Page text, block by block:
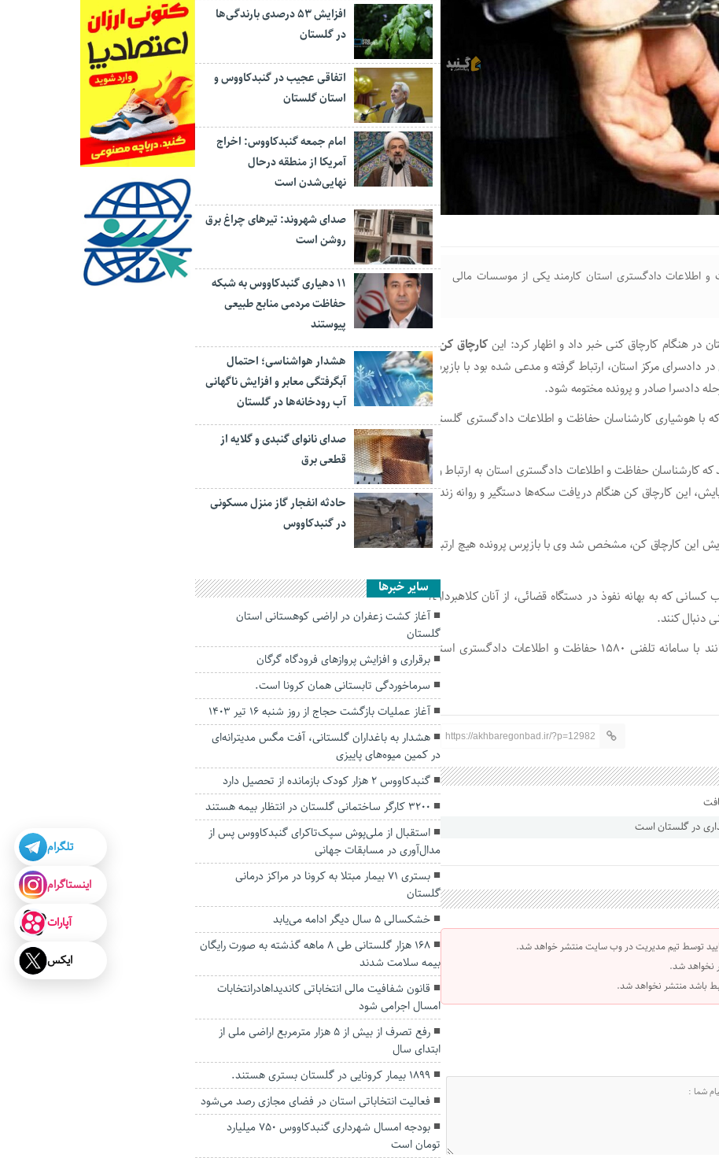
دادگستری استان کارمند یکی از موسسات مالی
در هنگام کارچاق کنی خبر داد و اظهار کرد: این کارچاق کنبا
مرکز استان، ارتباط گرفته و مدعی شده بود با بازپرس
دادسرا صادر و پرونده مختومه شود.
۲۰ سکه طلا خواسته بود که با هوشیاری کارشناسان حفاظت و اطلاعات دادگستری گلستان
حفاظت و اطلاعات دادگستری استان به ارتباط وی
این کارچاق کن هنگام دریافت سکه‌ها دستگیر و روانه زندان
این کارچاق کن، مشخص شد وی با بازپرس پرونده هیچ ارتباط
که به بهانه نفوذ در دستگاه قضائی، از آنان کلاهبرداری
دنبال کنند.
با سامانه تلفنی۱۵۸۰
حفاظت و اطلاعات دادگستری استان
https://akhbaregonbad.ir/?p=12982
توسط تیم مدیریت در وب سایت منتشر خواهد شد.
نخواهد شد.
باشد منتشر نخواهد شد.
افزایش ۵۳ درصدی بارندگی‌ها
در گلستان
اتفاقی عجیب در‌ گنبدکاووس و
استان گلستان
امام جمعه گنبدکاووس: اخراج
آمریکا از منطقه درحال
نهایی‌شدن است
صدای شهروند: تیرهای چراغ برق
روشن است
۱۱ دهیاری گنبدکاووس به شبکه
حفاظت مردمی منابع طبیعی
پیوستند
هشدار هواشناسی؛ احتمال
آبگرفتگی معابر و افزایش ناگهانی
آب رودخانه‌ها در گلستان
صدای نانوای گنبدی و گلایه از
قطعی برق
حادثه انفجار گاز منزل مسکونی
در گنبدکاووس
سایر خبرها
آغاز کشت زعفران در اراضی کوهستانی استان
گلستان
برقراری و افزایش پرواز‌های فرودگاه گرگان
سرماخوردگی تابستانی همان کرونا است.
آغاز عملیات بازگشت حجاج از روز شنبه ۱۶ تیر ۱۴۰۳
هشدار به باغداران گلستانی، آفت مگس مدیترانه‌ای
در کمین میوه‌های پاییزی
گنبدکاووس ۲ هزار کودک بازمانده از تحصیل دارد
۳۲۰۰ کارگر ساختمانی گلستان در انتظار بیمه هستند
استقبال از ملی‌پوش سپک‌تاکرای گنبدکاووس پس از
مدال‌آوری در مسابقات جهانی
بستری ۷۱ بیمار مبتلا به کرونا در مراکز درمانی
گلستان
خشکسالی ۵ سال دیگر ادامه می‌یابد
۱۶۸ هزار گلستانی طی ۸ ماهه گذشته به صورت رایگان
بیمه سلامت شدند
قانون شفافیت مالی انتخاباتی کاندیداهادرانتخابات
امسال اجرامی شود
رفع تصرف از بیش از ۵ هزار مترمربع اراضی ملی از
ابتدای سال
۱۸۹۹ بیمار کرونایی در گلستان بستری هستند.
فعالیت انتخاباتی استان در فضای مجازی رصد می‌شود
بودجه امسال شهرداری گنبدکاووس ۷۵۰ میلیارد
تومان است
تلگرام
اینستاگرام
آپارات
ایکس